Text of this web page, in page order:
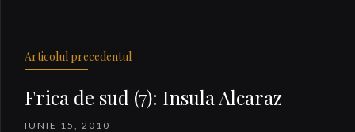
Articolul precedentul
Frica de sud (7): Insula Alcaraz
IUNIE 15, 2010